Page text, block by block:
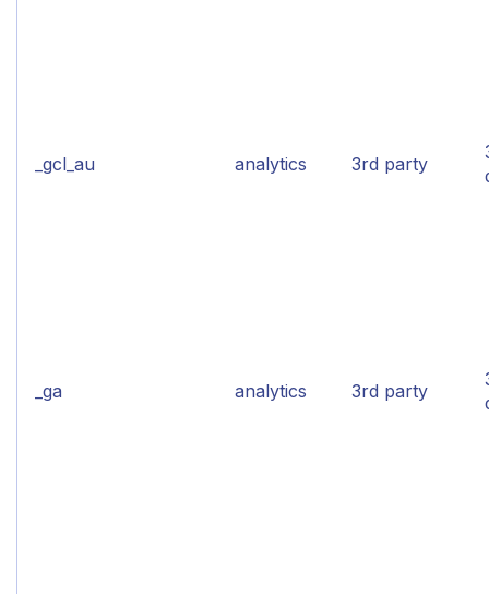
_gcl_au analytics 3rd party
_ga analytics 3rd party